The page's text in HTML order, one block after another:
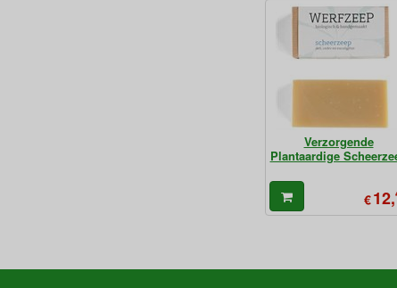
Verzorgende
Plantaardige
€12,